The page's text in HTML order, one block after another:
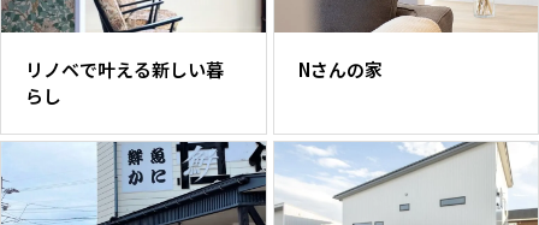
リノベで叶える新しい暮
らし
Nさんの家